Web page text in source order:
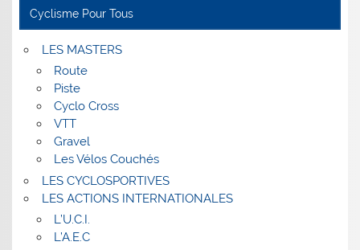
Cyclisme Pour Tous
LES MASTERS
Route
Piste
Cyclo Cross
VTT
Gravel
Les Vélos Couchés
LES CYCLOSPORTIVES
LES ACTIONS INTERNATIONALES
L’U.C.I.
L’A.E.C